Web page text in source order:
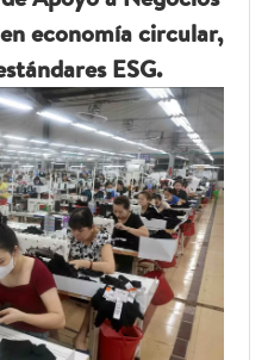
economía circular,
ESG.